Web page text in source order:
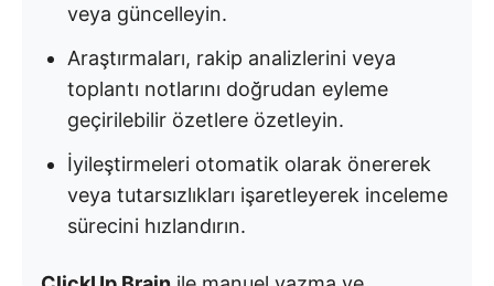
veya güncelleyin.
Araştırmaları, rakip analizlerini veya
toplantı notlarını doğrudan eyleme
geçirilebilir özetlere özetleyin.
İyileştirmeleri otomatik olarak önererek
veya tutarsızlıkları işaretleyerek inceleme
sürecini hızlandırın.